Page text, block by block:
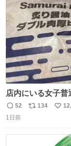
店内にいる女子
「スマホの持ち方
返
信
52
リ
134
い
数
1日前